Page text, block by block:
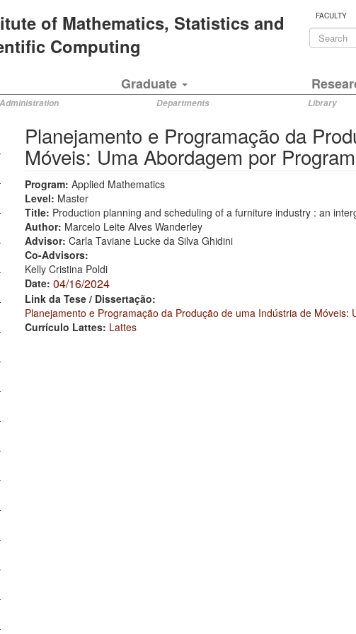
of Mathematics, Statistics and
Computing
FACULTY
Graduate
Administration Departments Library
Planejamento e Programação da
Móveis: Uma Abordagem por
Program: Applied Mathematics
Level: Master
Title: Production planning and scheduling of a furniture industry : an
Author: Marcelo Leite Alves Wanderley
Advisor: Carla Taviane Lucke da Silva Ghidini
Co-Advisors:
Kelly Cristina Poldi
Date: 04/16/2024
Link da Tese / Dissertação:
Planejamento e Programação da Produção de uma Indústria de
Currículo Lattes: Lattes